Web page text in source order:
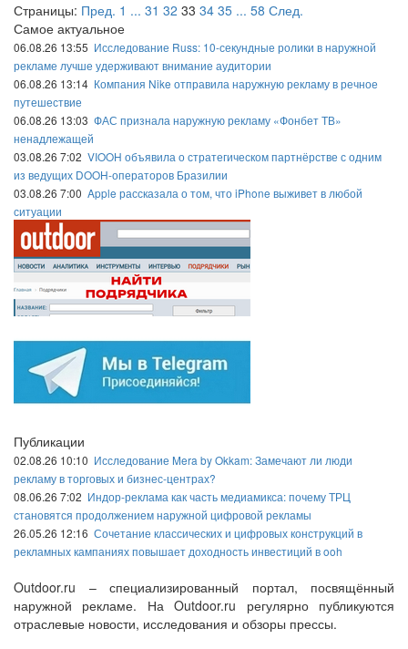
Страницы: Пред. 1 ... 31 32 33 34 35 ... 58 След.
Самое актуальное
06.08.26 13:55 Исследование Russ: 10-секундные ролики в наружной
рекламе лучше удерживают внимание аудитории
06.08.26 13:14 Компания Nike отправила наружную рекламу в речное
путешествие
06.08.26 13:03 ФАС признала наружную рекламу «Фонбет ТВ»
ненадлежащей
03.08.26 7:02 VIOOH объявила о стратегическом партнёрстве с одним
из ведущих DOOH-операторов Бразилии
03.08.26 7:00 Apple рассказала о том, что iPhone выживет в любой
ситуации
Публикации
02.08.26 10:10 Исследование Mera by Okkam: Замечают ли люди
рекламу в торговых и бизнес-центрах?
08.06.26 7:02 Индор-реклама как часть медиамикса: почему ТРЦ
становятся продолжением наружной цифровой рекламы
26.05.26 12:16 Сочетание классических и цифровых конструкций в
рекламных кампаниях повышает доходность инвестиций в ooh
Outdoor.ru – специализированный портал, посвящённый
наружной рекламе. На Outdoor.ru регулярно публикуются
отраслевые новости, исследования и обзоры прессы.